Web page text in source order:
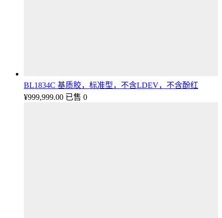
BL1834C 基质胶，标准型，不含LDEV，不含酚红
¥999,999.00 已售 0